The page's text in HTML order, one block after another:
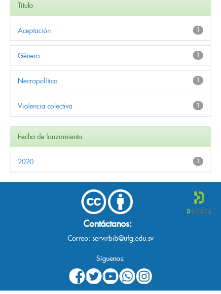
Título
1
Aceptación
1
Género
1
Necropolítica
1
Violencia colectiva
Fecha de lanzamiento
1
2020
Contáctanos:
Correo: servirbib@ufg.edu.sv
Síguenos: